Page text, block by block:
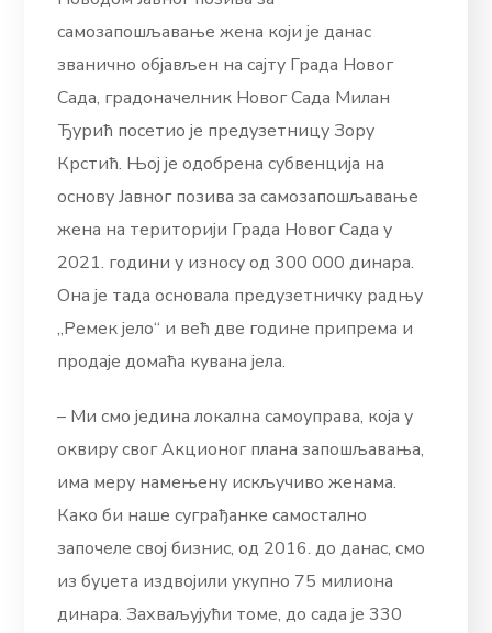
самозапошљавање жена који је данас
званично објављен на сајту Града Новог
Сада, градоначелник Новог Сада Милан
Ђурић посетио је предузетницу Зору
Крстић. Њој је одобрена субвенција на
основу Јавног позива за самозапошљавање
жена на територији Града Новог Сада у
2021. години у износу од 300 000 динара.
Она је тада основала предузетничку радњу
„Ремек јело“ и већ две године припрема и
продаје домаћа кувана јела.
– Ми смо једина локална самоуправа, која у
оквиру свог Акционог плана запошљавања,
има меру намењену искључиво женама.
Како би наше суграђанке самостално
започеле свој бизнис, од 2016. до данас, смо
из буџета издвојили укупно 75 милиона
динара. Захваљујући томе, до сада је 330